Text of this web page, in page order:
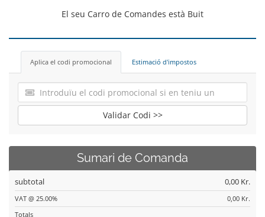
El seu Carro de Comandes està Buit
Aplica el codi promocional Estimació d'impostos
Validar Codi >>
Sumari de Comanda
subtotal 0,00 Kr.
VAT @ 25.00%
0,00 Kr.
Totals